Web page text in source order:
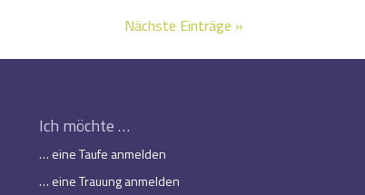
Nächste Einträge »
Ich möchte …
… eine Taufe anmelden
… eine Trauung anmelden